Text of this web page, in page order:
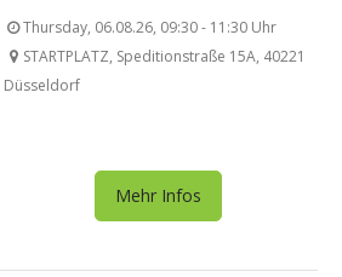
Thursday, 06.08.26, 09:30 - 11:30 Uhr
STARTPLATZ, Speditionstraße 15A, 40221
Düsseldorf
Mehr Infos